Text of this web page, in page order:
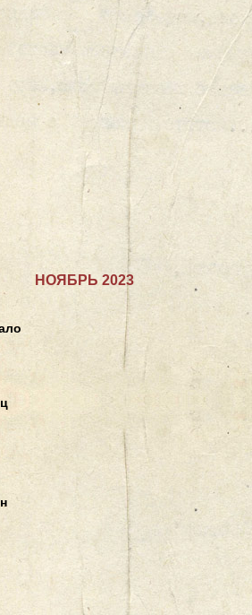
НОЯБРЬ 2023